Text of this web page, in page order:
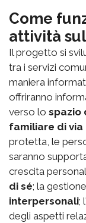
Come
attività
Il progetto si
tra i servizi
maniera
offriranno
verso lo spazio
familiare di via
protetta, le
saranno
crescita
di sé; la
interpersonali;
degli aspetti